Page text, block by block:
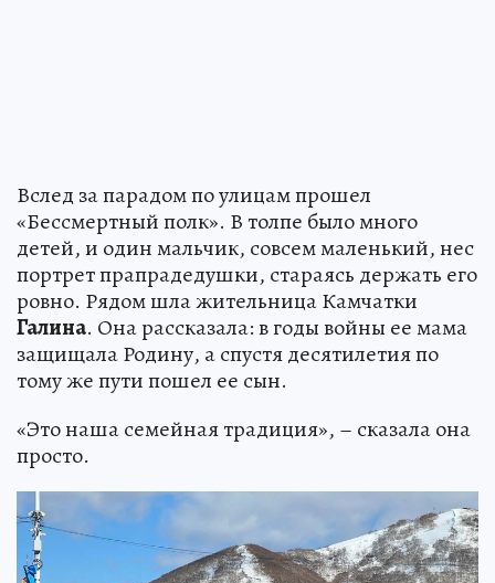
Вслед за парадом по улицам прошел
«Бессмертный полк». В толпе было много
детей, и один мальчик, совсем маленький, нес
портрет прапрадедушки, стараясь держать его
ровно. Рядом шла жительница Камчатки
Галина. Она рассказала: в годы войны ее мама
защищала Родину, а спустя десятилетия по
тому же пути пошел ее сын.
«Это наша семейная традиция», – сказала она
просто.